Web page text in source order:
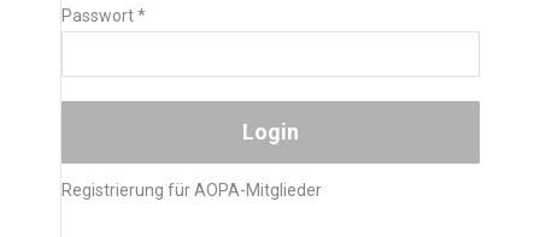
Passwort*
Registrierung für AOPA-Mitglieder